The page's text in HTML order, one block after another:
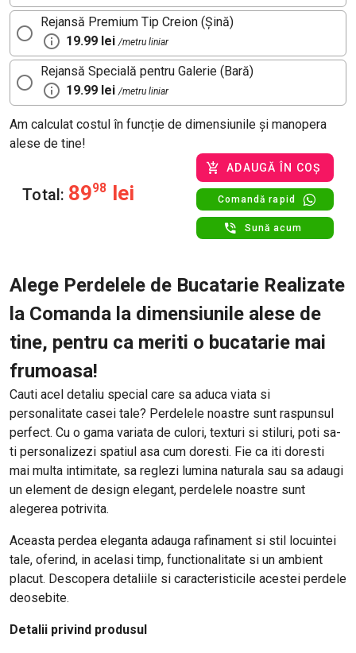
Rejansă Premium Tip Creion (Șină)
19.99 lei /metru liniar
Rejansă Specială pentru Galerie (Bară)
19.99 lei /metru liniar
Am calculat costul în funcție de dimensiunile și manopera
alese de tine!
Total: 8998 lei
ADAUGĂ ÎN COȘ
Comandă rapid
Sună acum
Alege Perdelele de Bucatarie Realizate
la Comanda la dimensiunile alese de
tine, pentru ca meriti o bucatarie mai
frumoasa!
Cauti acel detaliu special care sa aduca viata si
personalitate casei tale? Perdelele noastre sunt raspunsul
perfect. Cu o gama variata de culori, texturi si stiluri, poti sa-
ti personalizezi spatiul asa cum doresti. Fie ca iti doresti
mai multa intimitate, sa reglezi lumina naturala sau sa adaugi
un element de design elegant, perdelele noastre sunt
alegerea potrivita.
Aceasta perdea eleganta adauga rafinament si stil locuintei
tale, oferind, in acelasi timp, functionalitate si un ambient
placut. Descopera detaliile si caracteristicile acestei perdele
deosebite.
Detalii privind produsul